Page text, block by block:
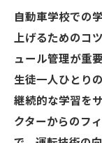
自動車学校での
上げるためのコ
ュール管理が重
生徒一人ひとり
継続的な学習を
クターからのフ